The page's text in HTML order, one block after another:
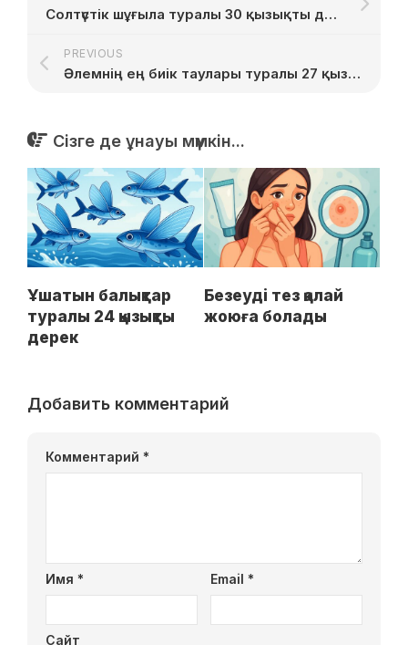
Солтүстік шұғыла туралы 30 қызықты дерек
PREVIOUS
Әлемнің ең биік таулары туралы 27 қызықты дерек
Сізге де ұнауы мүмкін...
Ұшатын балықтар
туралы 24 қызықты
дерек
Безеуді тез қалай
жоюға болады
Добавить комментарий
Комментарий *
Имя * Email *
Сайт